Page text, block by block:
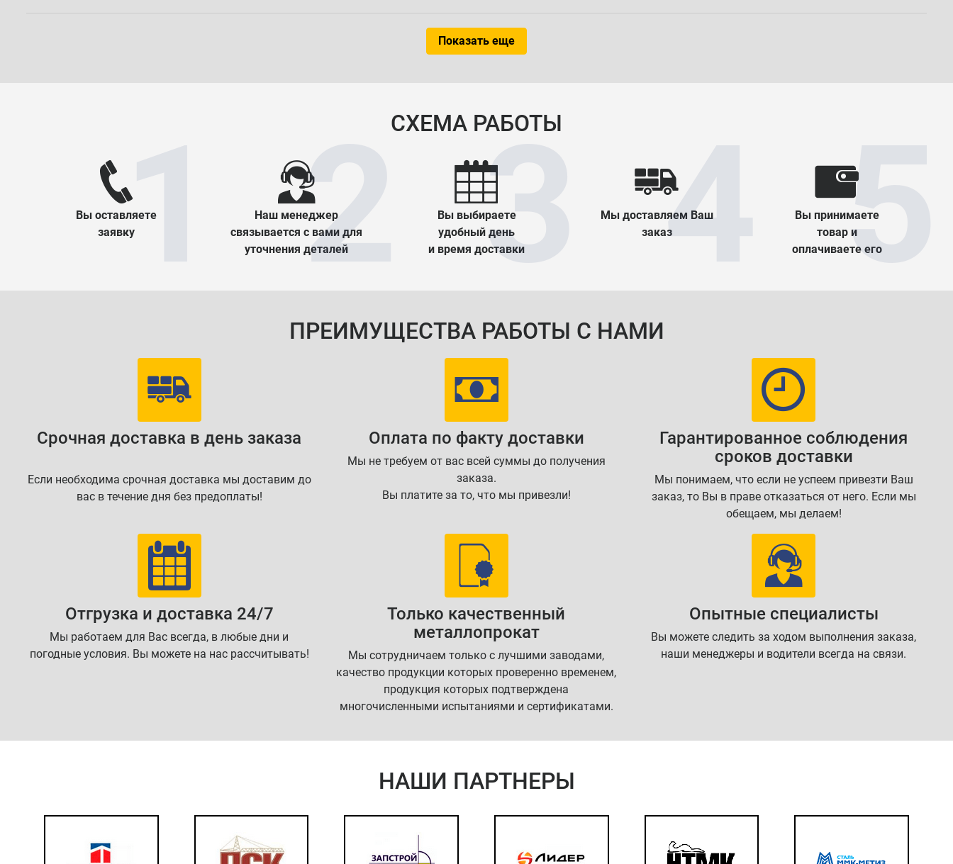
Показать еще
СХЕМА РАБОТЫ
Вы оставляете
заявку
Наш менеджер
связывается с вами для
уточнения деталей
Вы выбираете
удобный день
и время доставки
Мы доставляем Ваш
заказ
Вы принимаете
товар и
оплачиваете его
ПРЕИМУЩЕСТВА РАБОТЫ С НАМИ
Срочная доставка в день заказа
Если необходима срочная доставка мы доставим до
вас в течение дня без предоплаты!
Оплата по факту доставки
Мы не требуем от вас всей суммы до получения
заказа.
Вы платите за то, что мы привезли!
Гарантированное соблюдения
сроков доставки
Мы понимаем, что если не успеем привезти Ваш
заказ, то Вы в праве отказаться от него. Если мы
обещаем, мы делаем!
Отгрузка и доставка 24/7
Мы работаем для Вас всегда, в любые дни и
погодные условия. Вы можете на нас рассчитывать!
Только качественный
металлопрокат
Мы сотрудничаем только с лучшими заводами,
качество продукции которых проверенно временем,
продукция которых подтверждена
многочисленными испытаниями и сертификатами.
Опытные специалисты
Вы можете следить за ходом выполнения заказа,
наши менеджеры и водители всегда на связи.
НАШИ ПАРТНЕРЫ